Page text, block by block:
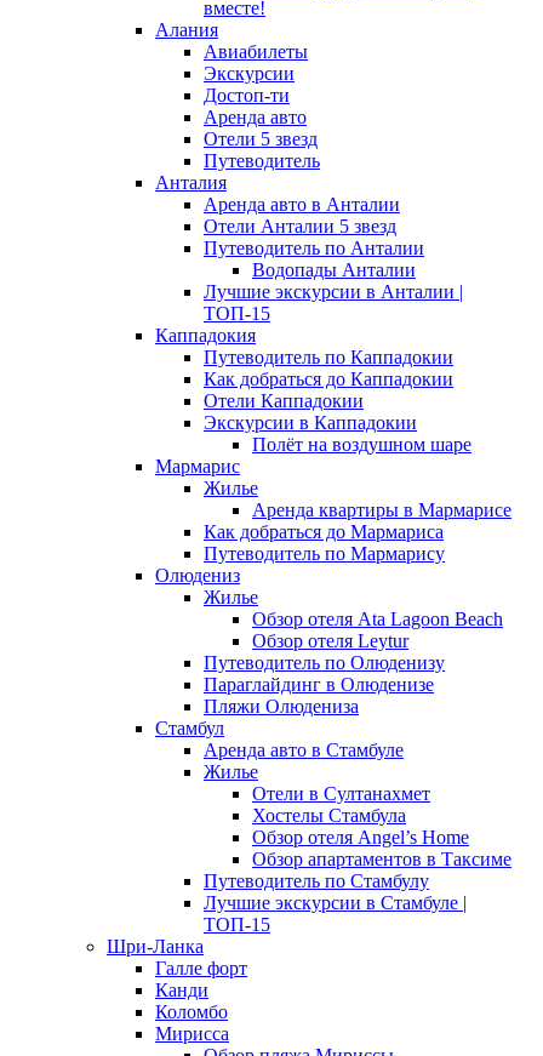
вместе!
Алания
Авиабилеты
Экскурсии
Достоп-ти
Аренда авто
Отели 5 звезд
Путеводитель
Анталия
Аренда авто в Анталии
Отели Анталии 5 звезд
Путеводитель по Анталии
Водопады Анталии
Лучшие экскурсии в Анталии |
ТОП-15
Каппадокия
Путеводитель по Каппадокии
Как добраться до Каппадокии
Отели Каппадокии
Экскурсии в Каппадокии
Полёт на воздушном шаре
Мармарис
Жилье
Аренда квартиры в Мармарисе
Как добраться до Мармариса
Путеводитель по Мармарису
Олюдениз
Жилье
Обзор отеля Ata Lagoon Beach
Обзор отеля Leytur
Путеводитель по Олюденизу
Параглайдинг в Олюденизе
Пляжи Олюдениза
Стамбул
Аренда авто в Стамбуле
Жилье
Отели в Султанахмет
Хостелы Стамбула
Обзор отеля Angel’s Home
Обзор апартаментов в Таксиме
Путеводитель по Стамбулу
Лучшие экскурсии в Стамбуле |
ТОП-15
Шри-Ланка
Галле форт
Канди
Коломбо
Мирисса